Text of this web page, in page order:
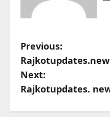
P
o
s
Previous:
Next:
Rajkotupdates.